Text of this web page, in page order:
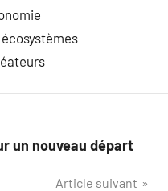
un nouveau départ
Article suivant